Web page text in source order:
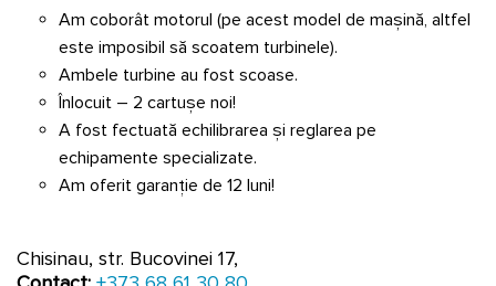
Am coborât motorul (pe acest model de mașină, altfel
este imposibil să scoatem turbinele).
Ambele turbine au fost scoase.
Înlocuit – 2 cartușe noi!
A fost fectuată echilibrarea și reglarea pe
echipamente specializate.
Am oferit garanție de 12 luni!
Chisinau, str. Bucovinei 17,